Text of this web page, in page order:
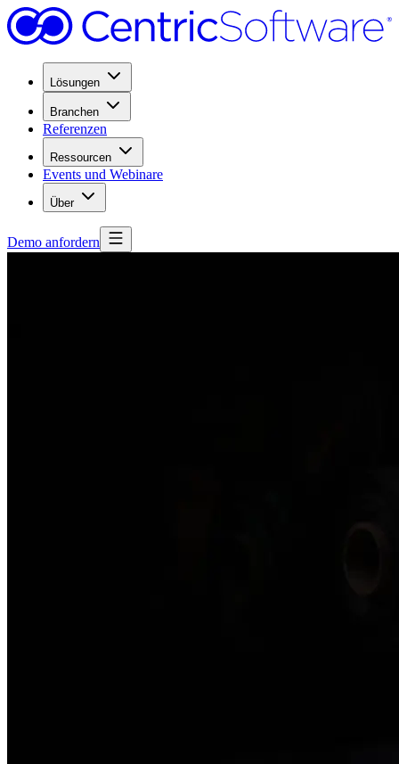
Lösungen
Branchen
Referenzen
Ressourcen
Events und Webinare
Über
Demo anfordern